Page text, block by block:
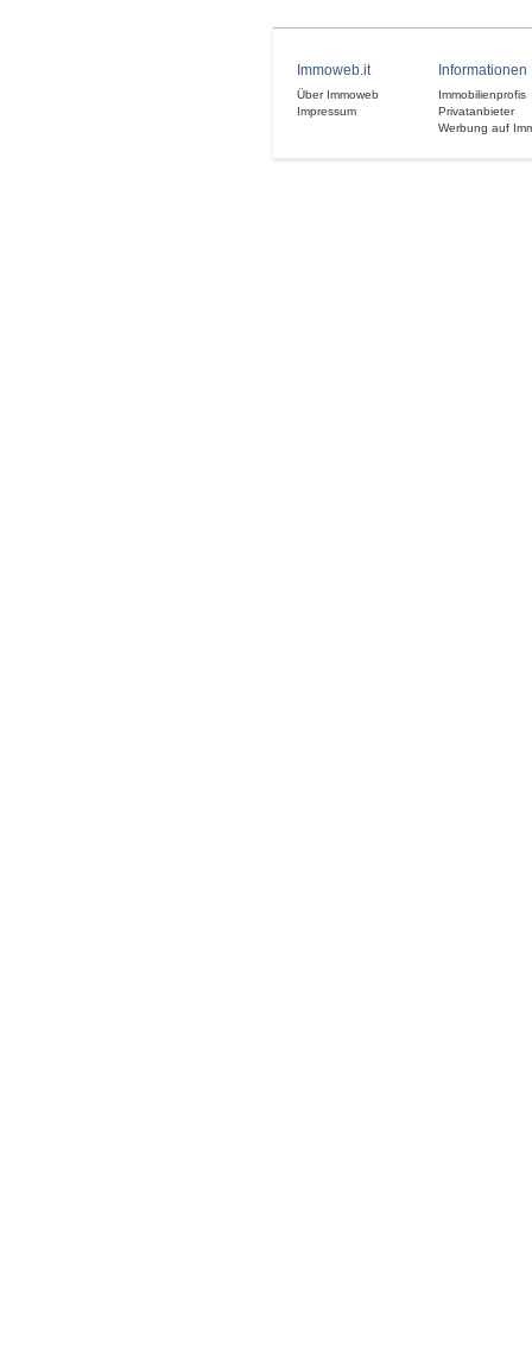
Immoweb.it
Über Immoweb
Impressum
Informationen
Immobilienprofis
Privatanbieter
Werbung auf